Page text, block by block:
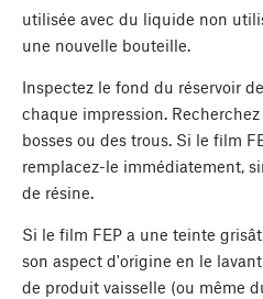
utilisée avec du liquide non
une nouvelle bouteille.
Inspectez le fond du réservoir
chaque impression.
bosses ou des trous. Si le film
remplacez-le immédiatement,
de résine.
Si le film FEP a une teinte
son aspect d'origine en le
de produit vaisselle (ou même